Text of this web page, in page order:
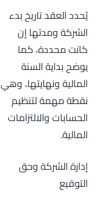
يُحدد العقد تاريخ بدء
الشركة ومدتها إن
كانت محددة، كما
يوضح بداية السنة
المالية ونهايتها، وهي
نقطة مهمة لتنظيم
الحسابات والالتزامات
المالية.
إدارة الشركة وحق
التوقيع